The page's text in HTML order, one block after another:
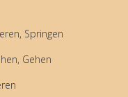
Springen
Gehen